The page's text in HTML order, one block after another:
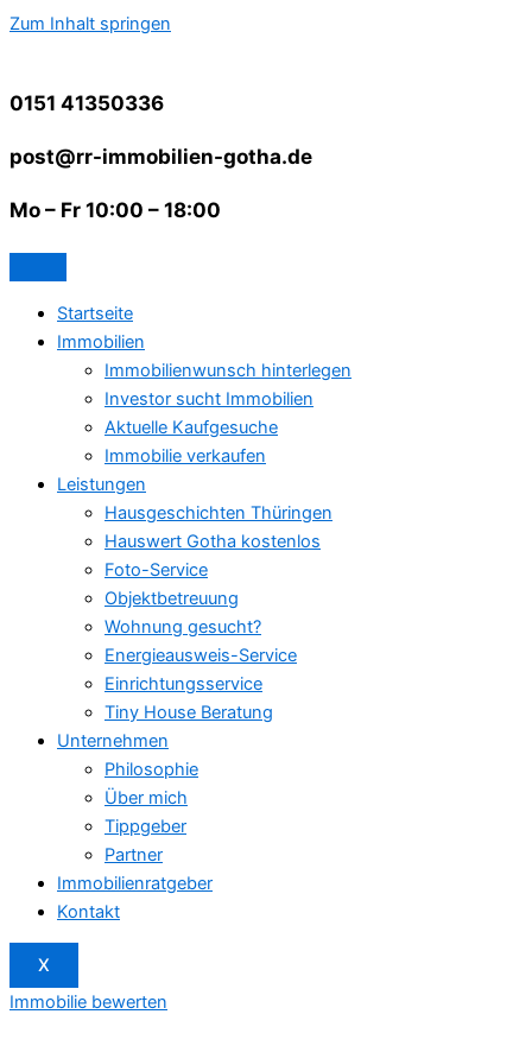
Zum Inhalt springen
0151 41350336
post@rr-immobilien-gotha.de
Mo – Fr 10:00 – 18:00
Startseite
Immobilien
Immobilienwunsch hinterlegen
Investor sucht Immobilien
Aktuelle Kaufgesuche
Immobilie verkaufen
Leistungen
Hausgeschichten Thüringen
Hauswert Gotha kostenlos
Foto-Service
Objektbetreuung
Wohnung gesucht?
Energieausweis-Service
Einrichtungsservice
Tiny House Beratung
Unternehmen
Philosophie
Über mich
Tippgeber
Partner
Immobilienratgeber
Kontakt
X
Immobilie bewerten